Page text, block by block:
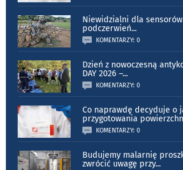
Niewidzialni dla
podczerwień...
KOMENTARZY: 0
Dzień z nowoczesną
DAY 2026 –...
KOMENTARZY: 0
Co naprawdę decyduje o
przygotowania
KOMENTARZY: 0
Budujemy malarnię
zwrócić uwagę przy...